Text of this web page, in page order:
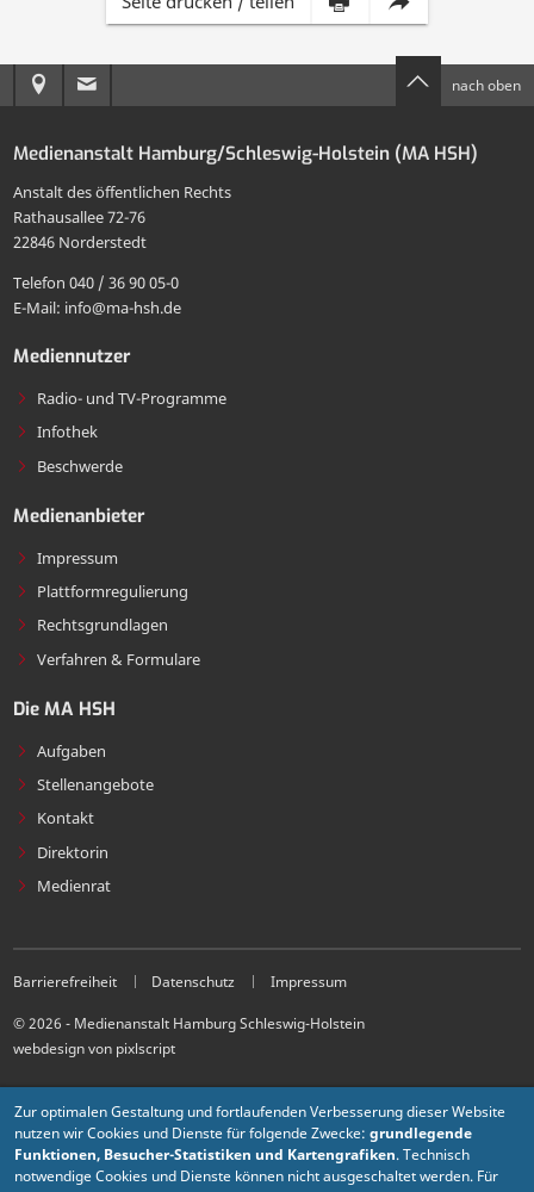
per
Anreise
MA
HSH
an
die
MA
HSH
nach oben
Medienanstalt Hamburg/Schleswig-Holstein (MA HSH)
Anstalt des öffentlichen Rechts
Rathausallee 72-76
22846 Norderstedt
Telefon 040 / 36 90 05-0
E-Mail: info@ma-hsh.de
Mediennutzer
Radio- und TV-Programme
Infothek
Beschwerde
Medienanbieter
Impressum
Plattformregulierung
Rechtsgrundlagen
Verfahren & Formulare
Die MA HSH
Aufgaben
Stellenangebote
Kontakt
Direktorin
Medienrat
Barrierefreiheit Datenschutz Impressum
© 2026 - Medienanstalt Hamburg Schleswig-Holstein
webdesign von pixlscript
Zur optimalen Gestaltung und fortlaufenden Verbesserung dieser Website
nutzen wir Cookies und Dienste für folgende Zwecke: grundlegende
Funktionen, Besucher-Statistiken und Kartengrafiken. Technisch
notwendige Cookies und Dienste können nicht ausgeschaltet werden. Für